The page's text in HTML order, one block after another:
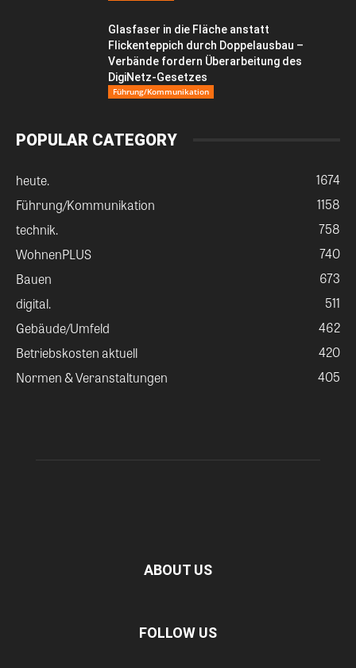
Glasfaser in die Fläche anstatt
Flickenteppich durch Doppelausbau –
Verbände fordern Überarbeitung des
DigiNetz-Gesetzes
Führung/Kommunikation
POPULAR CATEGORY
heute.
1674
Führung/Kommunikation
1158
technik.
758
WohnenPLUS
740
Bauen
673
digital.
511
Gebäude/Umfeld
462
Betriebskosten aktuell
420
Normen & Veranstaltungen
405
ABOUT US
FOLLOW US